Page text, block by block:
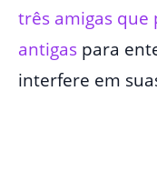
três amigas que
antigas para
interfere em